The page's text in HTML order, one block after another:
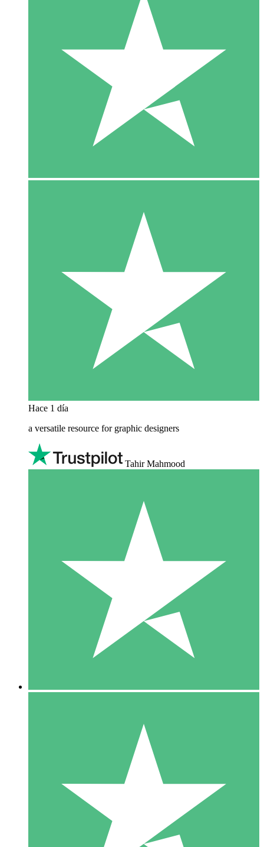
Hace 1 día
a versatile resource for graphic designers
Tahir Mahmood